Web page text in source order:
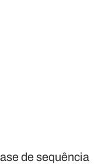
de sequência